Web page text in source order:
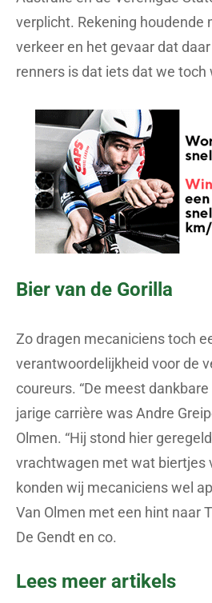
verplicht. Rekening houdende
verkeer en het gevaar dat
renners is dat iets dat we toch
Bier van de Gorilla
Zo dragen mecaniciens toch
verantwoordelijkheid voor de
coureurs. “De meest
jarige carrière was Andre
Olmen. “Hij stond hier
vrachtwagen met wat biertjes
konden wij mecaniciens wel
Van Olmen met een hint naar
De Gendt en co.
Lees meer artikels